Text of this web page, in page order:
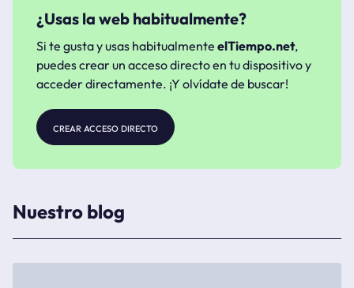
¿Usas la web habitualmente?
Si te gusta y usas habitualmente elTiempo.net,
puedes crear un acceso directo en tu dispositivo y
acceder directamente. ¡Y olvídate de buscar!
crear acceso directo
Nuestro blog